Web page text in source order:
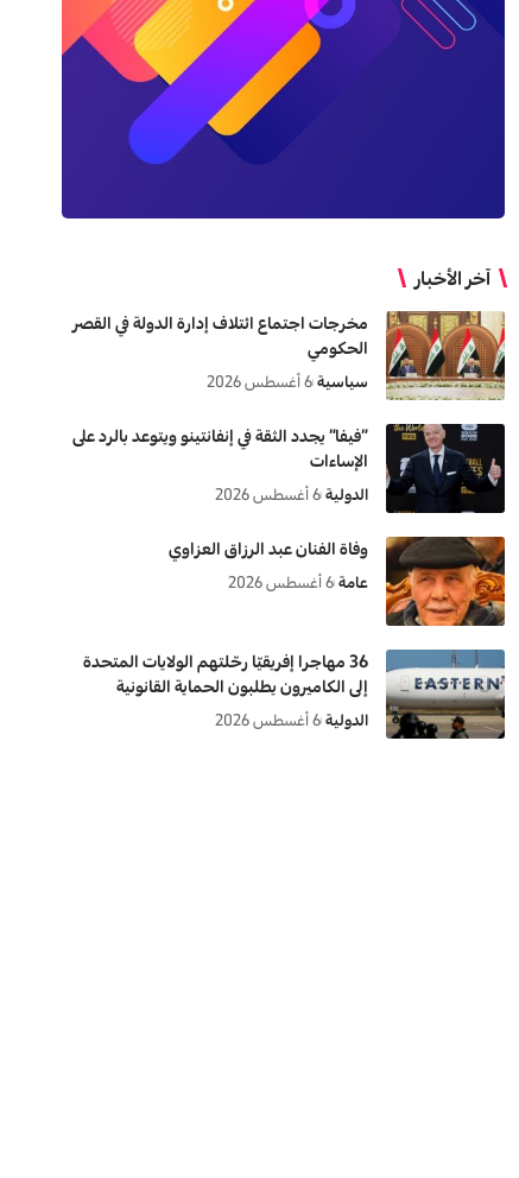
آخر الأخبار
مخرجات اجتماع ائتلاف إدارة الدولة في القصر
الحكومي
سياسية 6 أغسطس 2026
“فيفا” يجدد الثقة في إنفانتينو ويتوعد بالرد على
الإساءات
الدولية 6 أغسطس 2026
وفاة الفنان عبد الرزاق العزاوي
عامة 6 أغسطس 2026
36 مهاجرا إفريقيّا رحّلتهم الولايات المتحدة
إلى الكاميرون يطلبون الحماية القانونية
الدولية 6 أغسطس 2026